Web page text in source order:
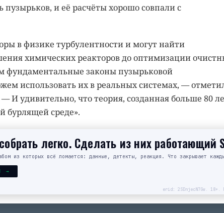
и её расчёты хорошо совпали с
в физике турбулентности и могут найти
химических реакторов до оптимизации
законы пузырьковой
использовать их в реальных системах, —
И удивительно, что теория, созданная больше 80
бурлящей среде».
легко. Сделать из них работающий
из которых всё ломается: данные, детекты, реакция. Что закрывает
→
erid: 2SDnjecN7Gw. 18+.